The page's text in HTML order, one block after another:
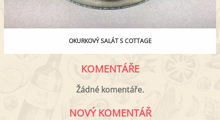
OKURKOVÝ SALÁT S COTTAGE
KOMENTÁŘE
Žádné komentáře.
NOVÝ KOMENTÁŘ